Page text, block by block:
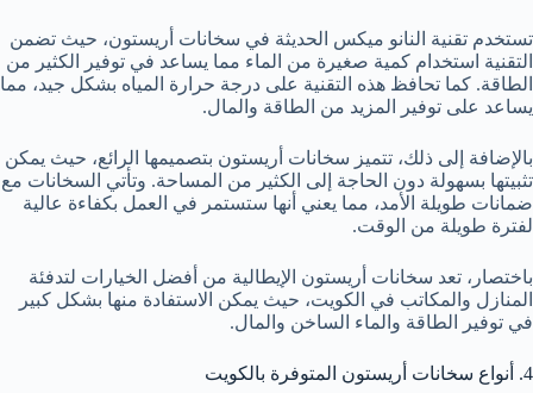
تستخدم تقنية النانو ميكس الحديثة في سخانات أريستون، حيث تضمن
التقنية استخدام كمية صغيرة من الماء مما يساعد في توفير الكثير من
الطاقة. كما تحافظ هذه التقنية على درجة حرارة المياه بشكل جيد، مما
يساعد على توفير المزيد من الطاقة والمال.
بالإضافة إلى ذلك، تتميز سخانات أريستون بتصميمها الرائع، حيث يمكن
تثبيتها بسهولة دون الحاجة إلى الكثير من المساحة. وتأتي السخانات مع
ضمانات طويلة الأمد، مما يعني أنها ستستمر في العمل بكفاءة عالية
لفترة طويلة من الوقت.
باختصار، تعد سخانات أريستون الإيطالية من أفضل الخيارات لتدفئة
المنازل والمكاتب في الكويت، حيث يمكن الاستفادة منها بشكل كبير
في توفير الطاقة والماء الساخن والمال.
4. أنواع سخانات أريستون المتوفرة بالكويت